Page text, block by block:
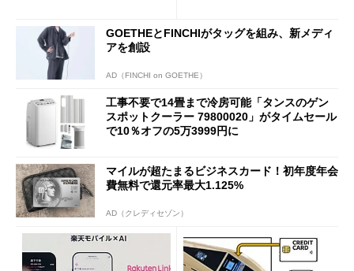
GOETHEとFINCHIがタッグを組み、新メディ
アを創設
AD（FINCHI on GOETHE）
工事不要で14畳まで冷房可能「タンスのゲン
スポットクーラー 79800020」がタイムセール
で10％オフの5万3999円に
マイルが超たまるビジネスカード！初年度年会
費無料で還元率最大1.125%
AD（クレディセゾン）